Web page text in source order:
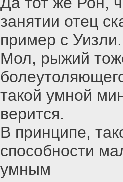
занятии отец
пример с Уизли.
Мол, рыжий
такой умной
верится.
В принципе,
способности
умным